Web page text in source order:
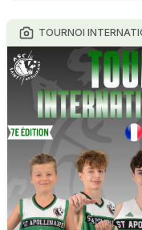
TOURNOI